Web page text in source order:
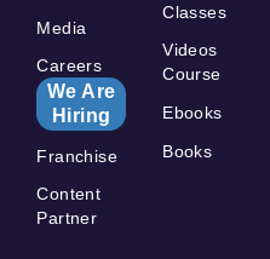
Media
Careers
We Are
Hiring
Franchise
Content
Partner
Classes
Videos
Course
Ebooks
Books